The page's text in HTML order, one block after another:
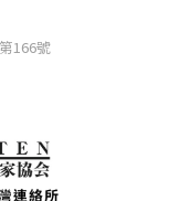
166號